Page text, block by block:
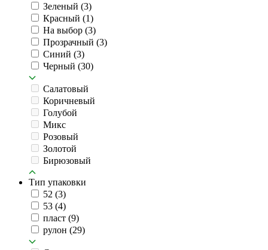
Зеленый (3)
Красный (1)
На выбор (3)
Прозрачный (3)
Синий (3)
Черный (30)
Салатовый
Коричневый
Голубой
Микс
Розовый
Золотой
Бирюзовый
Тип упаковки
52 (3)
53 (4)
пласт (9)
рулон (29)